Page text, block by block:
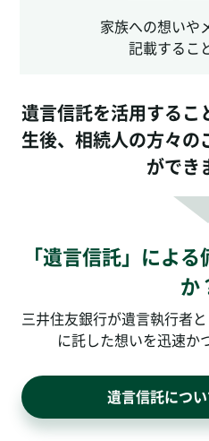
家族への想いや
記載するこ
遺言信託を活用するこ
生後、 相続人の方々の
ができ
「遺言信託」によ
か
三井住友銀行が遺言執行者
に託した想いを迅速か
遺言信託につ